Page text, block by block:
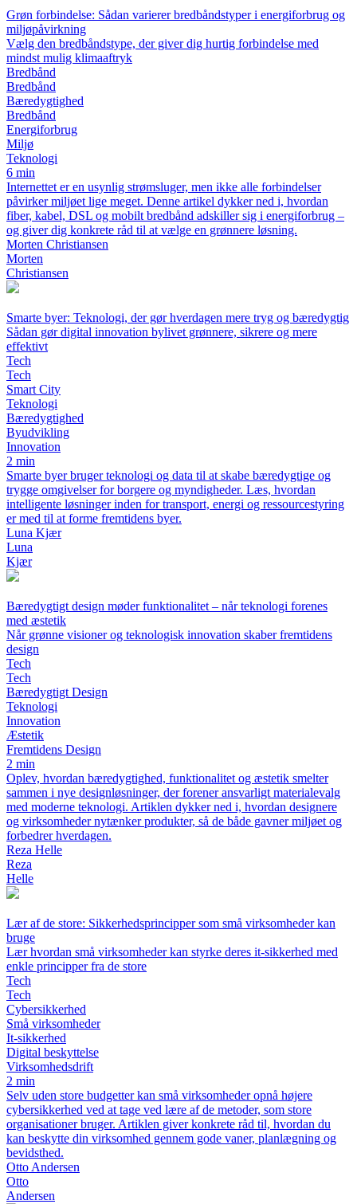
Grøn forbindelse: Sådan varierer bredbåndstyper i energiforbrug og
miljøpåvirkning
Vælg den bredbåndstype, der giver dig hurtig forbindelse med
mindst mulig klimaaftryk
Bredbånd
Bredbånd
Bæredygtighed
Bredbånd
Energiforbrug
Miljø
Teknologi
6 min
Internettet er en usynlig strømsluger, men ikke alle forbindelser
påvirker miljøet lige meget. Denne artikel dykker ned i, hvordan
fiber, kabel, DSL og mobilt bredbånd adskiller sig i energiforbrug –
og giver dig konkrete råd til at vælge en grønnere løsning.
Morten Christiansen
Morten
Christiansen
Smarte byer: Teknologi, der gør hverdagen mere tryg og bæredygtig
Sådan gør digital innovation bylivet grønnere, sikrere og mere
effektivt
Tech
Tech
Smart City
Teknologi
Bæredygtighed
Byudvikling
Innovation
2 min
Smarte byer bruger teknologi og data til at skabe bæredygtige og
trygge omgivelser for borgere og myndigheder. Læs, hvordan
intelligente løsninger inden for transport, energi og ressourcestyring
er med til at forme fremtidens byer.
Luna Kjær
Luna
Kjær
Bæredygtigt design møder funktionalitet – når teknologi forenes
med æstetik
Når grønne visioner og teknologisk innovation skaber fremtidens
design
Tech
Tech
Bæredygtigt Design
Teknologi
Innovation
Æstetik
Fremtidens Design
2 min
Oplev, hvordan bæredygtighed, funktionalitet og æstetik smelter
sammen i nye designløsninger, der forener ansvarligt materialevalg
med moderne teknologi. Artiklen dykker ned i, hvordan designere
og virksomheder nytænker produkter, så de både gavner miljøet og
forbedrer hverdagen.
Reza Helle
Reza
Helle
Lær af de store: Sikkerhedsprincipper som små virksomheder kan
bruge
Lær hvordan små virksomheder kan styrke deres it-sikkerhed med
enkle principper fra de store
Tech
Tech
Cybersikkerhed
Små virksomheder
It-sikkerhed
Digital beskyttelse
Virksomhedsdrift
2 min
Selv uden store budgetter kan små virksomheder opnå højere
cybersikkerhed ved at tage ved lære af de metoder, som store
organisationer bruger. Artiklen giver konkrete råd til, hvordan du
kan beskytte din virksomhed gennem gode vaner, planlægning og
bevidsthed.
Otto Andersen
Otto
Andersen